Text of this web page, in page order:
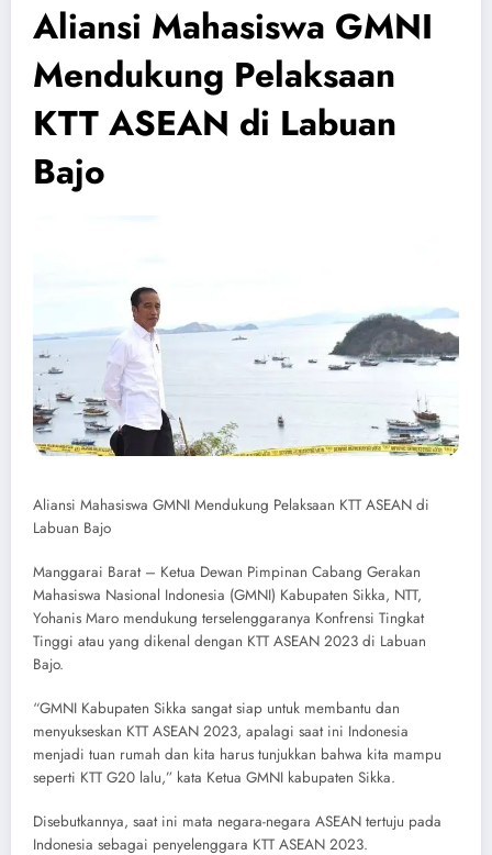
Aliansi Mahasiswa GMNI
Mendukung Pelaksaan
KTT ASEAN di Labuan
Bajo
Aliansi Mahasiswa GMNI Mendukung Pelaksaan KTT ASEAN di
Labuan Bajo
Manggarai Barat – Ketua Dewan Pimpinan Cabang Gerakan
Mahasiswa Nasional Indonesia (GMNI) Kabupaten Sikka, NTT,
Yohanis Maro mendukung terselenggaranya Konfrensi Tingkat
Tinggi atau yang dikenal dengan KTT ASEAN 2023 di Labuan
Bajo.
“GMNI Kabupaten Sikka sangat siap untuk membantu dan
menyukseskan KTT ASEAN 2023, apalagi saat ini Indonesia
menjadi tuan rumah dan kita harus tunjukkan bahwa kita mampu
seperti KTT G20 lalu,” kata Ketua GMNI kabupaten Sikka.
Disebutkannya, saat ini mata negara-negara ASEAN tertuju pada
Indonesia sebagai penyelenggara KTT ASEAN 2023.